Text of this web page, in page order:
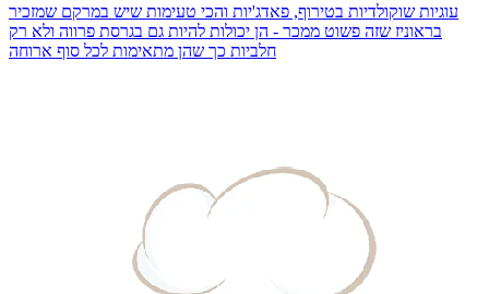
עוגיות שוקולדיות בטירוף, פאדג'יות והכי טעימות שיש במרקם שמזכיר
בראוניז שזה פשוט ממכר - הן יכולות להיות גם בגרסת פרווה ולא רק
חלביות כך שהן מתאימות לכל סוף ארוחה